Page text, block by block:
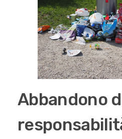
Abbandono